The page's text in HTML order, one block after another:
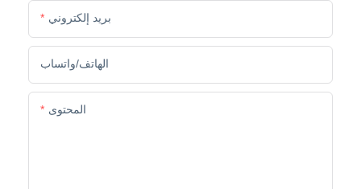
بريد إلكتروني
الهاتف/واتساب
المحتوى